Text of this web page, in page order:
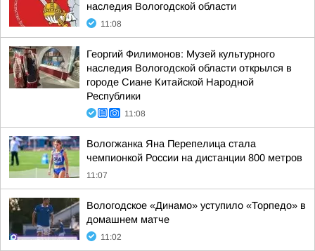
наследия Вологодской области
11:08
Георгий Филимонов: Музей культурного
наследия Вологодской области открылся в
городе Сиане Китайской Народной
Республики
11:08
Вологжанка Яна Перепелица стала
чемпионкой России на дистанции 800 метров
11:07
Вологодское «Динамо» уступило «Торпедо» в
домашнем матче
11:02